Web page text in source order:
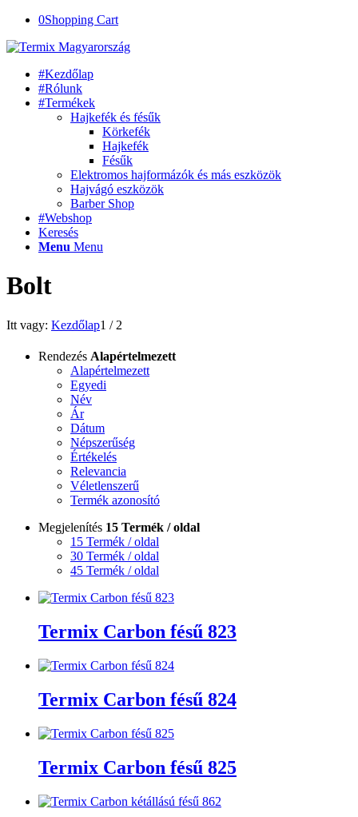
0Shopping Cart
#Kezdőlap
#Rólunk
#Termékek
Hajkefék és fésűk
Körkefék
Hajkefék
Fésűk
Elektromos hajformázók és más eszközök
Hajvágó eszközök
Barber Shop
#Webshop
Keresés
Menu Menu
Bolt
Itt vagy: Kezdőlap1 / 2
Rendezés Alapértelmezett
Alapértelmezett
Egyedi
Név
Ár
Dátum
Népszerűség
Értékelés
Relevancia
Véletlenszerű
Termék azonosító
Megjelenítés 15 Termék / oldal
15 Termék / oldal
30 Termék / oldal
45 Termék / oldal
Termix Carbon fésű 823
Termix Carbon fésű 824
Termix Carbon fésű 825